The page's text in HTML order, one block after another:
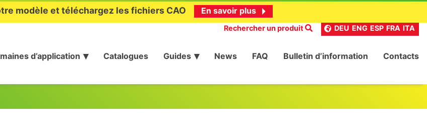
modèle et téléchargez les fichiers CAO En savoir plus
Rechercher un produit DEU ENG ESP FRA ITA
d’application Catalogues Guides News FAQ Bulletin d’information Contacts